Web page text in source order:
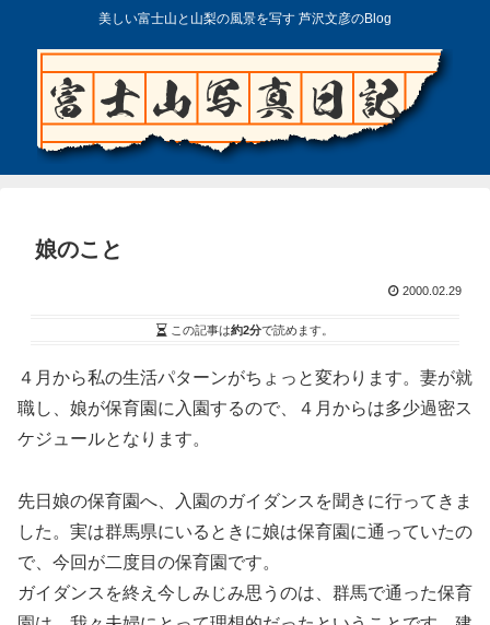
美しい富士山と山梨の風景を写す 芦沢文彦のBlog
娘のこと
2000.02.29
この記事は約2分で読めます。
４月から私の生活パターンがちょっと変わります。妻が就
職し、娘が保育園に入園するので、４月からは多少過密ス
ケジュールとなります。
先日娘の保育園へ、入園のガイダンスを聞きに行ってきま
した。実は群馬県にいるときに娘は保育園に通っていたの
で、今回が二度目の保育園です。
ガイダンスを終え今しみじみ思うのは、群馬で通った保育